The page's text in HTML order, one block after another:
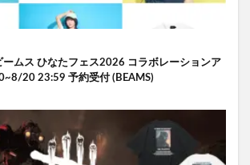
ームス ひなたフェス2026 コラボレーションア
20 23:59 予約受付 (BEAMS)